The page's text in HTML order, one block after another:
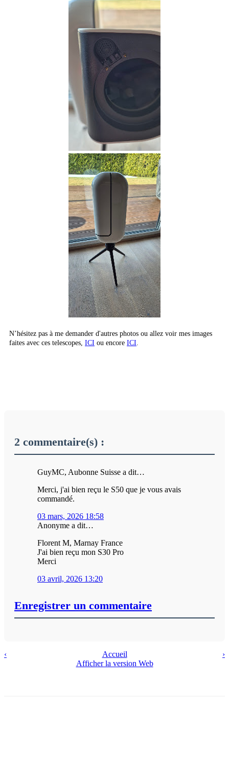
N’hésitez pas à me demander d'autres photos ou allez voir mes images
faites avec ces telescopes, ICI ou encore ICI.
2 commentaire(s) :
GuyMC, Aubonne Suisse a dit…
Merci, j'ai bien reçu le S50 que je vous avais
commandé.
03 mars, 2026 18:58
Anonyme a dit…
Florent M, Marnay France
J'ai bien reçu mon S30 Pro
Merci
03 avril, 2026 13:20
Enregistrer un commentaire
‹ ›
Accueil
Afficher la version Web